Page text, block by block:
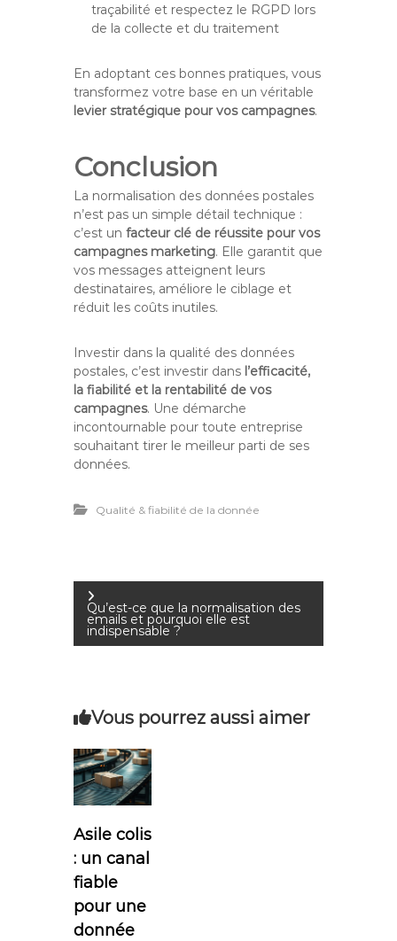
traçabilité et respectez le RGPD lors
de la collecte et du traitement
En adoptant ces bonnes pratiques, vous
transformez votre base en un véritable
levier stratégique pour vos campagnes.
Conclusion
La normalisation des données postales
n’est pas un simple détail technique :
c’est unfacteur clé de réussite pour vos
campagnes marketing. Elle garantit que
vos messages atteignent leurs
destinataires, améliore le ciblage et
réduit les coûts inutiles.
Investir dans la qualité des données
postales, c’est investir dans l’efficacité,
la fiabilité et la rentabilité de vos
campagnes. Une démarche
incontournable pour toute entreprise
souhaitant tirer le meilleur parti de ses
données.
Qualité & fiabilité de la donnée
N
a
i
g
a
t
i
o
Qu’est-ce que la normalisation des
emails et pourquoi elle est
indispensable ?
Vous pourrez aussi aimer
Asile colis
: un canal
fiable
pour une
donnée